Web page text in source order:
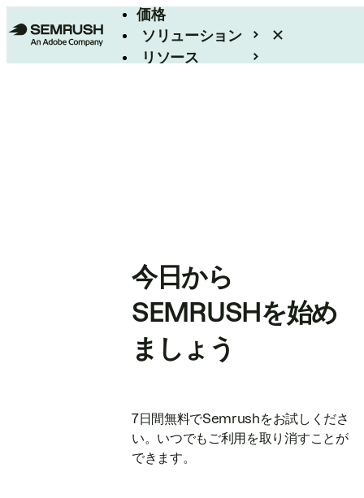
価格
ソリューション
リソース
今日から
SEMRUSHを始め
ましょう
7日間無料でSemrushをお試しくださ
い。いつでもご利用を取り消すことが
できます。